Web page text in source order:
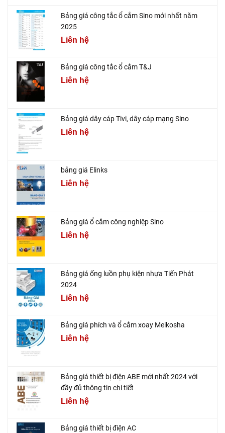
Bảng giá công tắc ổ cắm Sino mới nhất năm
2025
Liên hệ
Bảng giá công tắc ổ cắm T&J
Liên hệ
Bảng giá dây cáp Tivi, dây cáp mạng Sino
Liên hệ
bảng giá Elinks
Liên hệ
Bảng giá ổ cắm công nghiệp Sino
Liên hệ
Bảng giá ống luồn phụ kiện nhựa Tiến Phát
2024
Liên hệ
Bảng giá phích và ổ cắm xoay Meikosha
Liên hệ
Bảng giá thiết bị điện ABE mới nhất 2024 với
đầy đủ thông tin chi tiết
Liên hệ
Bảng giá thiết bị điện AC